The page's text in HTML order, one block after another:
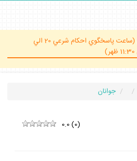
(ساعت پاسخگوي احكام شرعي 20 الي
جوانان
0.0(0)